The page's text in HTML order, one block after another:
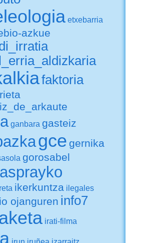
etxebarria
azkue
faktoria
ganbara gasteiz
gce gernika
gorosabel
ikerkuntza ilegales
ojanguren info7
irati-filma